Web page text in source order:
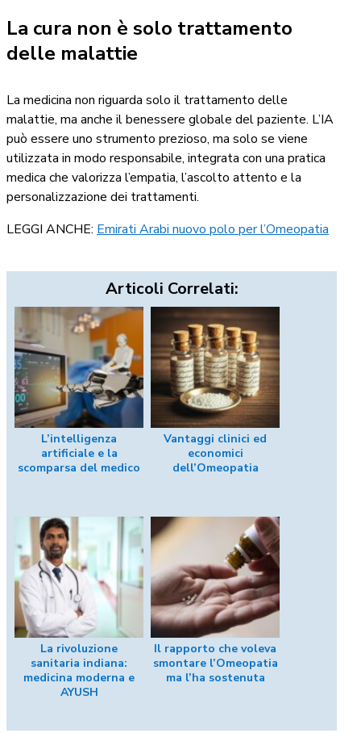
La cura non è solo trattamento
delle malattie
La medicina non riguarda solo il trattamento delle
malattie, ma anche il benessere globale del paziente. L’IA
può essere uno strumento prezioso, ma solo se viene
utilizzata in modo responsabile, integrata con una pratica
medica che valorizza l’empatia, l’ascolto attento e la
personalizzazione dei trattamenti.
LEGGI ANCHE: Emirati Arabi nuovo polo per l’Omeopatia
Articoli Correlati:
L’intelligenza
artificiale e la
scomparsa del medico
Vantaggi clinici ed
economici
dell’Omeopatia
La rivoluzione
sanitaria indiana:
medicina moderna e
AYUSH
Il rapporto che voleva
smontare l’Omeopatia
ma l’ha sostenuta